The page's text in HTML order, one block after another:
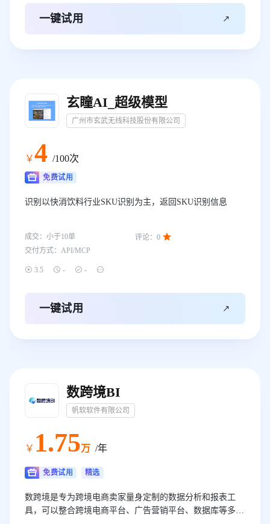
一键试用 
玄瞳AI_超级模型
广州市玄武无线科技股份有限公司
￥4 /100次
免费试用
识别以快消饮料行业SKU识别为主，返回SKU识别信息
成交： 小于10单 评论： 0 
交付方式： API/MCP
 3.5  -  - 
一键试用 
数跨境BI
帆软软件有限公司
￥ 1.75万 /年
免费试用 精选
数跨境是专为跨境电商卖家量身定制的数据分析和报表工
具，可以整合跨境电商平台、广告营销平台、数据库等多源